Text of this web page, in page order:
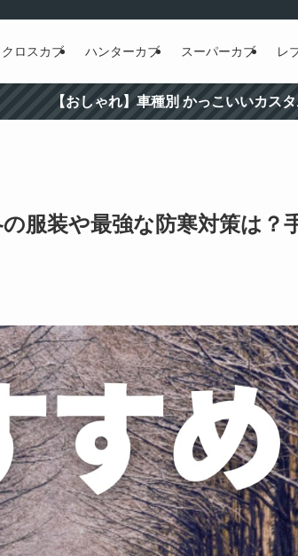
クロスカブ ハンターカブ スーパーカブ レ
【おしゃれ】車種別 かっこいいカス
服装や最強な防寒対策は？